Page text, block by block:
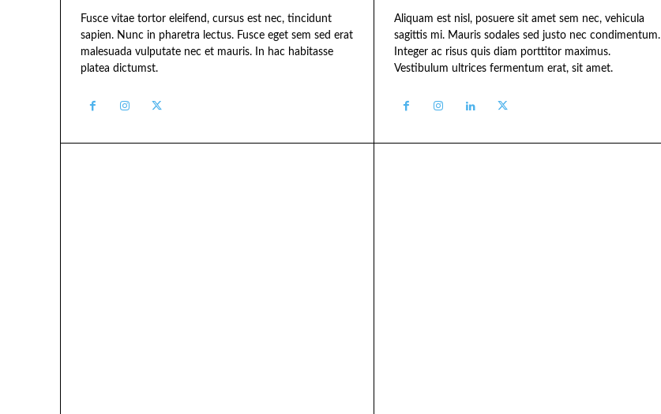
Fusce vitae tortor eleifend, cursus est nec, tincidunt
sapien. Nunc in pharetra lectus. Fusce eget sem sed erat
malesuada vulputate nec et mauris. In hac habitasse
platea dictumst.
Aliquam est nisl, posuere sit amet sem nec, vehicula
sagittis mi. Mauris sodales sed justo nec condimentum.
Integer ac risus quis diam porttitor maximus.
Vestibulum ultrices fermentum erat, sit amet.